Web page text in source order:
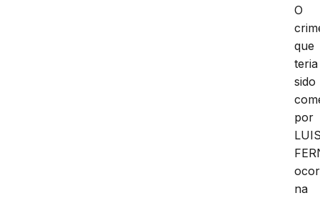
O
que
teria
sido
por
na